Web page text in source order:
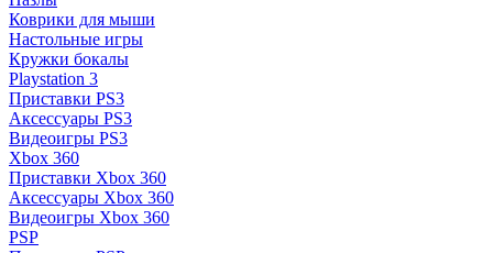
Коврики для мыши
Настольные игры
Кружки бокалы
Playstation 3
Приставки PS3
Аксессуары PS3
Видеоигры PS3
Xbox 360
Приставки Xbox 360
Аксессуары Xbox 360
Видеоигры Xbox 360
PSP